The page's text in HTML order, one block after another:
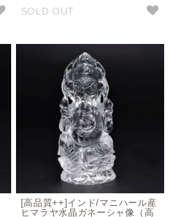
SOLD OUT
[高品質++]インド/マニハール産
ヒマラヤ水晶ガネーシャ像（高